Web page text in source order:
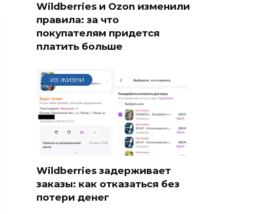
Wildberries и Ozon изменили
правила: за что
покупателям придется
платить больше
ИЗ ЖИЗНИ
Wildberries задерживает
заказы: как отказаться без
потери денег